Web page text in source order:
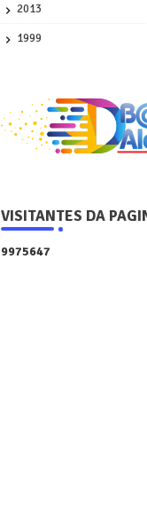
2013
1999
VISITANTES DA
9975647